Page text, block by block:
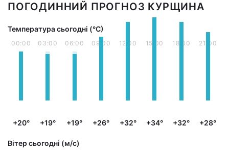
ПОГОДИННИЙ ПРОГНОЗ КУРЩИНА
Температура сьогодні (°С)
00:00
+20°
03:00
+19°
06:00
+19°
09:00
+26°
12:00
+32°
15:00
+34°
18:00
+32°
21:00
+28°
Вітер сьогодні (м/с)